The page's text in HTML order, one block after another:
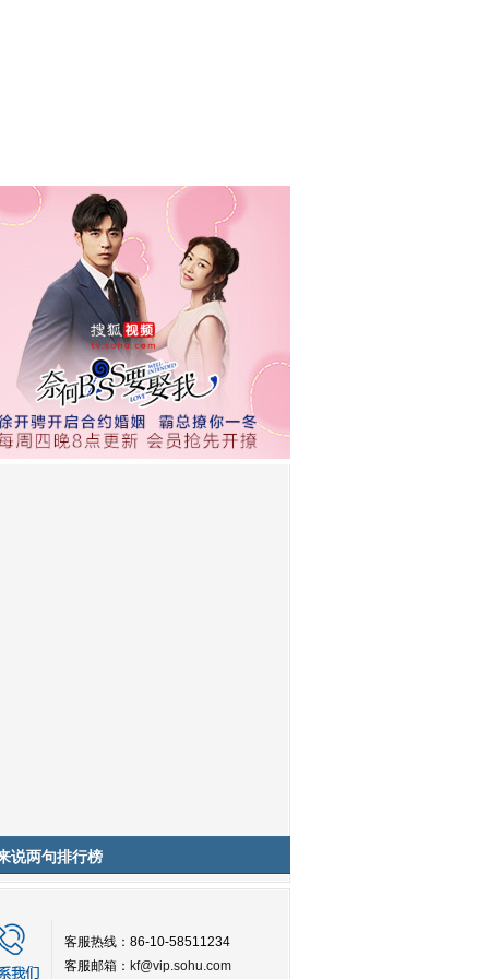
说两句排行榜
客服热线：86-10-58511234
客服邮箱： kf@vip.sohu.com